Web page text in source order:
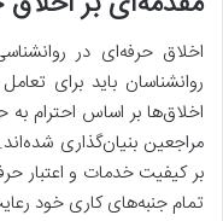
اخلاق حرفه‌ای در
روانشناسان باید برای
اخلاق‌ها بر اساس احترام
مراجعین بنیان‌گذاری
بر کیفیت خدمات و اعتبار
تمام جنبه‌های کاری خود